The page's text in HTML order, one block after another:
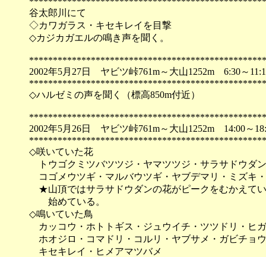
谷太郎川にて
◇カワガラス・キセキレイを目撃
◇カジカガエルの鳴き声を聞く。
2002年5月27日 ヤビツ峠761m～大山1252m 6:30～
◇ハルゼミの声を聞く（標高850m付近）
2002年5月26日 ヤビツ峠761m～大山1252m 14:00～
◇咲いていた花
トウゴクミツバツツジ・ヤマツツジ・サラサドウダ
コゴメウツギ・マルバウツギ・ヤブデマリ・ミズキ
★山頂ではサラサドウダンの花がピークをむかえて
始めている。
◇鳴いていた鳥
カッコウ・ホトトギス・ジュウイチ・ツツドリ・ヒ
ホオジロ・コマドリ・コルリ・ヤブサメ・ガビチョ
キセキレイ・ヒメアマツバメ